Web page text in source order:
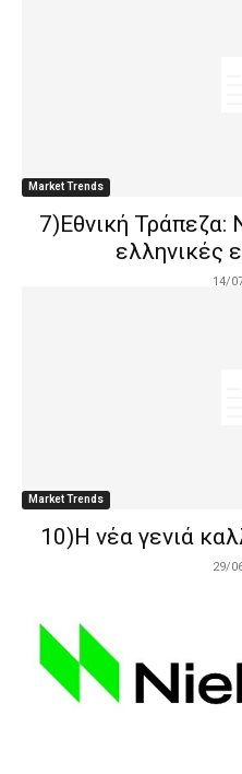
Market Trends
7)Εθνική Τράπεζα:
ελληνικές
14/
Market Trends
10)Η νέα γενιά
29/